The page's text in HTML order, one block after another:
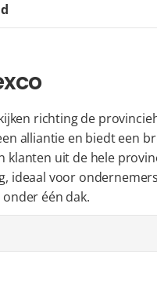
richting de
alliantie en biedt een
klanten uit de hele
ideaal voor
één dak.